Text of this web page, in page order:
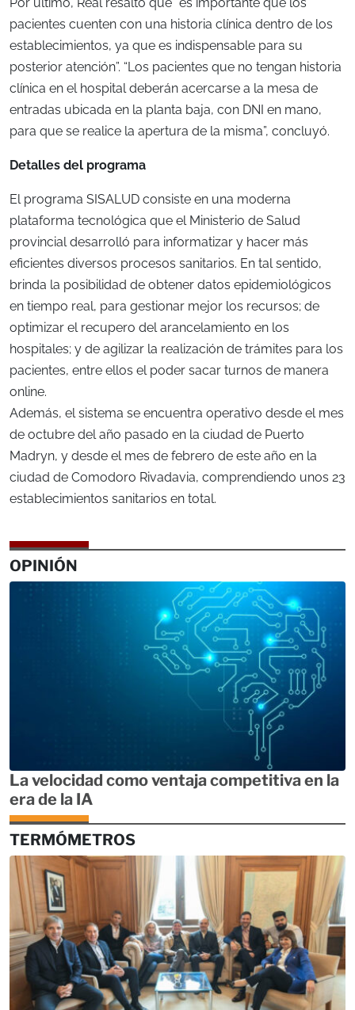
pacientes cuenten con una historia clínica dentro de los
establecimientos, ya que es indispensable para su
posterior atención”. “Los pacientes que no tengan historia
clínica en el hospital deberán acercarse a la mesa de
entradas ubicada en la planta baja, con DNI en mano,
para que se realice la apertura de la misma”, concluyó.
Detalles del programa
El programa SISALUD consiste en una moderna
plataforma tecnológica que el Ministerio de Salud
provincial desarrolló para informatizar y hacer más
eficientes diversos procesos sanitarios. En tal sentido,
brinda la posibilidad de obtener datos epidemiológicos
en tiempo real, para gestionar mejor los recursos; de
optimizar el recupero del arancelamiento en los
hospitales; y de agilizar la realización de trámites para los
pacientes, entre ellos el poder sacar turnos de manera
online.
Además, el sistema se encuentra operativo desde el mes
de octubre del año pasado en la ciudad de Puerto
Madryn, y desde el mes de febrero de este año en la
ciudad de Comodoro Rivadavia, comprendiendo unos 23
establecimientos sanitarios en total.
OPINIÓN
La velocidad como ventaja competitiva en la
era de la IA
TERMÓMETROS